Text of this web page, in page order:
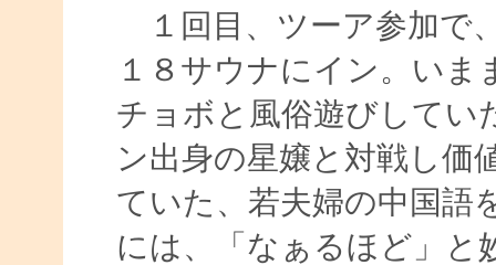
１回目、ツーア参加で
１８サウナにイン。いま
チョボと風俗遊びしてい
ン出身の星嬢と対戦し価
ていた、若夫婦の中国語
には、「なぁるほど」と